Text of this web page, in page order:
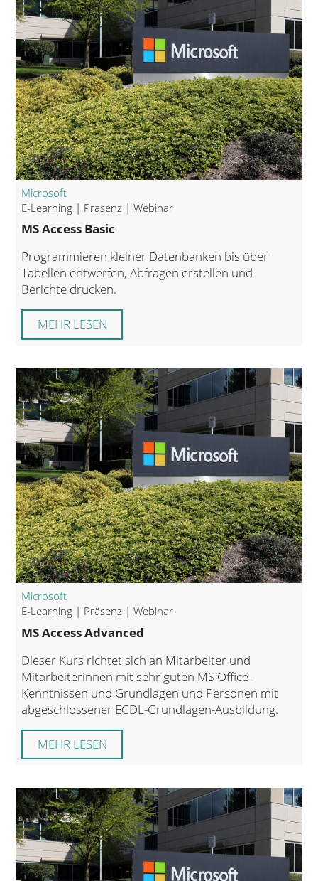
Microsoft
E-Learning | Präsenz | Webinar
MS Access Basic
Programmieren kleiner Datenbanken bis über
Tabellen entwerfen, Abfragen erstellen und
Berichte drucken.
MEHR LESEN
Microsoft
E-Learning | Präsenz | Webinar
MS Access Advanced
Dieser Kurs richtet sich an Mitarbeiter und
Mitarbeiterinnen mit sehr guten MS Office-
Kenntnissen und Grundlagen und Personen mit
abgeschlossener ECDL-Grundlagen-Ausbildung.
MEHR LESEN